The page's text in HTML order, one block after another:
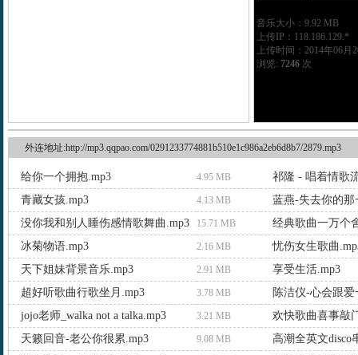
音乐大小：9.92 MB
上传IP：118.186.129.*
上传时间：2014年06月
浏览: 7246次
外连地址:http://mp3.qqpao.com/0291233774881b510e1c986a2eb6d8b7/2879.mp3
给你一个拥抱.mp3 4.95 MB
祁隆 - 唱着情歌
青藏女孩.mp3
4.13 MB
蓝燕-失去你的那
没你我和别人睡伤感情歌舞曲.mp3
15.71 MB
经典歌曲一万个
冰菊物语.mp3
2.16 MB
忧伤女生歌曲
天下姐妹背景音乐.mp3
2.91 MB
享受生活.mp3
超好听歌曲行歌坐月.mp3
3.78 MB
陈洁仪-心会跟爱
jojo老师_walka not a talka.mp3
3.21 MB
欢快歌曲喜事敲
天籁回音-老公你很累.mp3
9.08 MB
高潮全英文disco